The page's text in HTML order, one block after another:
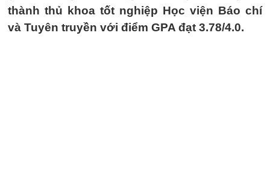
thành thủ khoa tốt nghiệp Học viện Báo chí
và Tuyên truyền với điểm GPA đạt 3.78/4.0.